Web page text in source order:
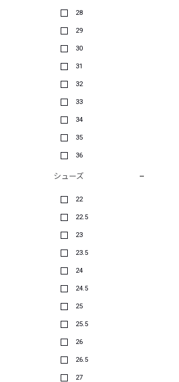
28
29
30
31
32
33
34
35
36
シューズ
22
22.5
23
23.5
24
24.5
25
25.5
26
26.5
27